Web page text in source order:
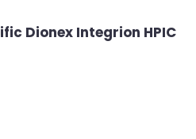
Dionex Integrion HPIC